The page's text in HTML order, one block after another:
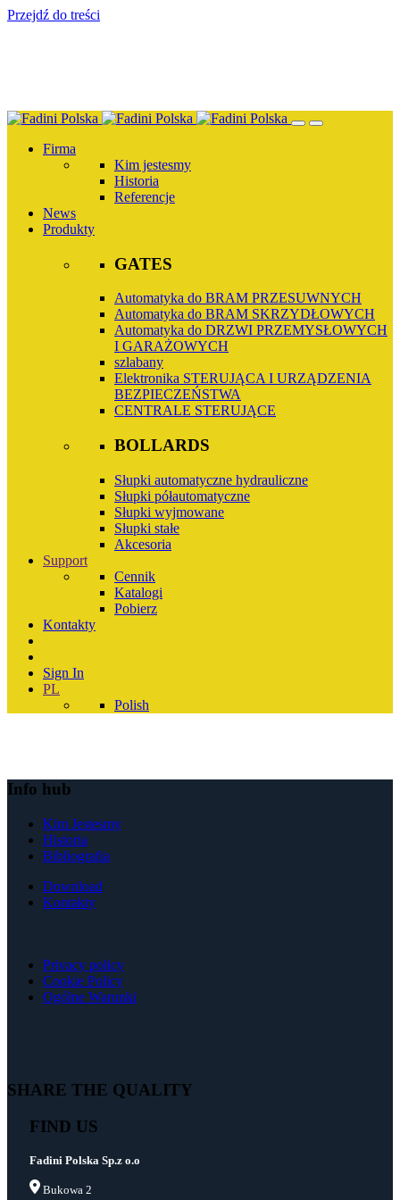
Przejdź do treści
Firma
Kim jestesmy
Historia
Referencje
News
Produkty
GATES
Automatyka do BRAM PRZESUWNYCH
Automatyka do BRAM SKRZYDŁOWYCH
Automatyka do DRZWI PRZEMYSŁOWYCH
I GARAŻOWYCH
szlabany
Elektronika STERUJĄCA I URZĄDZENIA
BEZPIECZEŃSTWA
CENTRALE STERUJĄCE
BOLLARDS
Słupki automatyczne hydrauliczne
Słupki półautomatyczne
Słupki wyjmowane
Słupki stałe
Akcesoria
Support
Cennik
Katalogi
Pobierz
Kontakty
Sign In
PL
Polish
Info hub
Kim Jestesmy
Historia
Bibliografia
Download
Kontakty
Privacy policy
Cookie Policy
Ogólne Warunki
SHARE THE QUALITY
FIND US
Fadini Polska Sp.z o.o
Bukowa 2